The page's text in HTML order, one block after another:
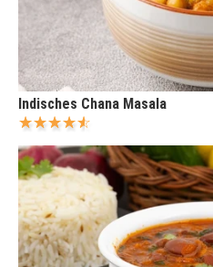
Indisches Chana Masala